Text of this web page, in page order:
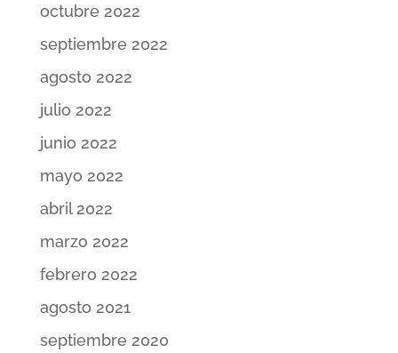
octubre 2022
septiembre 2022
agosto 2022
julio 2022
junio 2022
mayo 2022
abril 2022
marzo 2022
febrero 2022
agosto 2021
septiembre 2020